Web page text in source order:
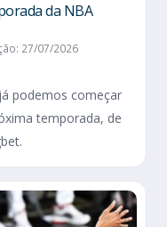
da NBA
27/07/2026
podemos começar
temporada, de